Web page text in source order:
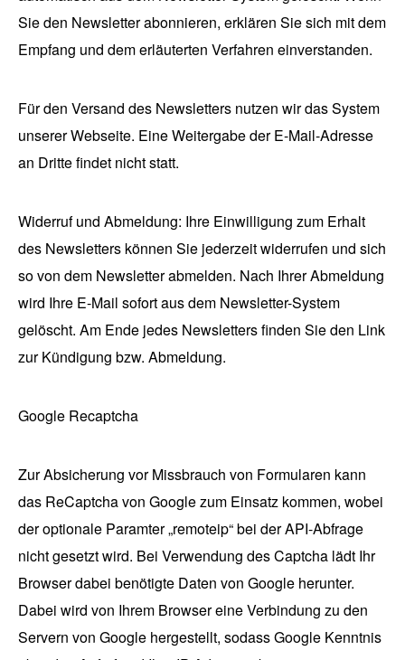
Sie den Newsletter abonnieren, erklären Sie sich mit dem
Empfang und dem erläuterten Verfahren einverstanden.
Für den Versand des Newsletters nutzen wir das System
unserer Webseite. Eine Weitergabe der E-Mail-Adresse
an Dritte findet nicht statt.
Widerruf und Abmeldung: Ihre Einwilligung zum Erhalt
des Newsletters können Sie jederzeit widerrufen und sich
so von dem Newsletter abmelden. Nach Ihrer Abmeldung
wird Ihre E-Mail sofort aus dem Newsletter-System
gelöscht. Am Ende jedes Newsletters finden Sie den Link
zur Kündigung bzw. Abmeldung.
Google Recaptcha
Zur Absicherung vor Missbrauch von Formularen kann
das ReCaptcha von Google zum Einsatz kommen, wobei
der optionale Paramter „remoteip“ bei der API-Abfrage
nicht gesetzt wird. Bei Verwendung des Captcha lädt Ihr
Browser dabei benötigte Daten von Google herunter.
Dabei wird von Ihrem Browser eine Verbindung zu den
Servern von Google hergestellt, sodass Google Kenntnis